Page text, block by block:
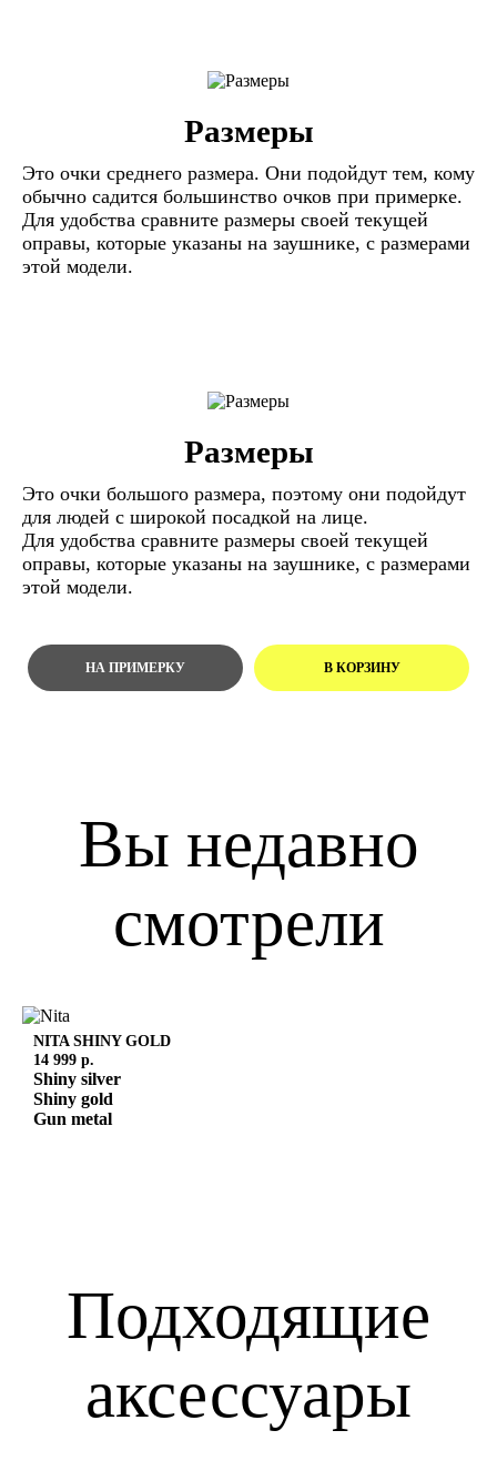
Размеры
Это очки среднего размера. Они подойдут тем, кому
обычно садится большинство очков при примерке.
Для удобства сравните размеры своей текущей
оправы, которые указаны на заушнике, с размерами
этой модели.
Размеры
Это очки большого размера, поэтому они подойдут
для людей с широкой посадкой на лице.
Для удобства сравните размеры своей текущей
оправы, которые указаны на заушнике, с размерами
этой модели.
Вы недавно
смотрели
NITA SHINY GOLD
14 999 р.
Shiny silver
Shiny gold
Gun metal
Подходящие
аксессуары